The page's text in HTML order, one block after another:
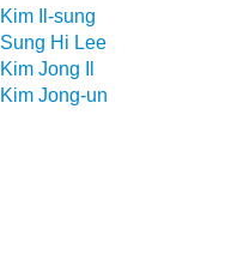
Kim Il-sung
Sung Hi Lee
Kim Jong Il
Kim Jong-un